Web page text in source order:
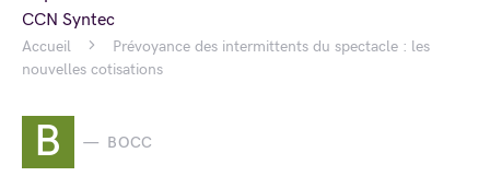
Accueil
Prévoyance des intermittents du spectacle : les
nouvelles cotisations
B BOCC
CCN Syntec